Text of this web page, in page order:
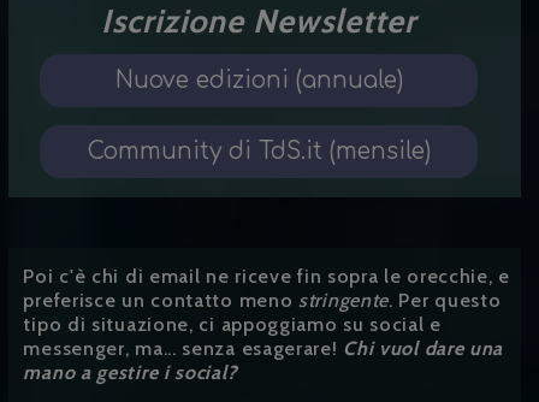
Iscrizione Newsletter
Nuove edizioni (annuale)
Community di TdS.it (mensile)
Poi c'è chi di email ne riceve fin sopra le orecchie, e
preferisce un contatto meno stringente. Per questo
tipo di situazione, ci appoggiamo su social e
messenger, ma... senza esagerare! Chi vuol dare una
mano a gestire i social?